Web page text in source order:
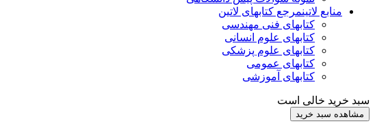
منابع لاتینمرجع کتابهای لاتین
کتابهای فنی مهندسی
کتابهای علوم انسانی
کتابهای علوم پزشکی
کتابهای عمومی
کتابهای آموزشی
سبد خرید خالی است